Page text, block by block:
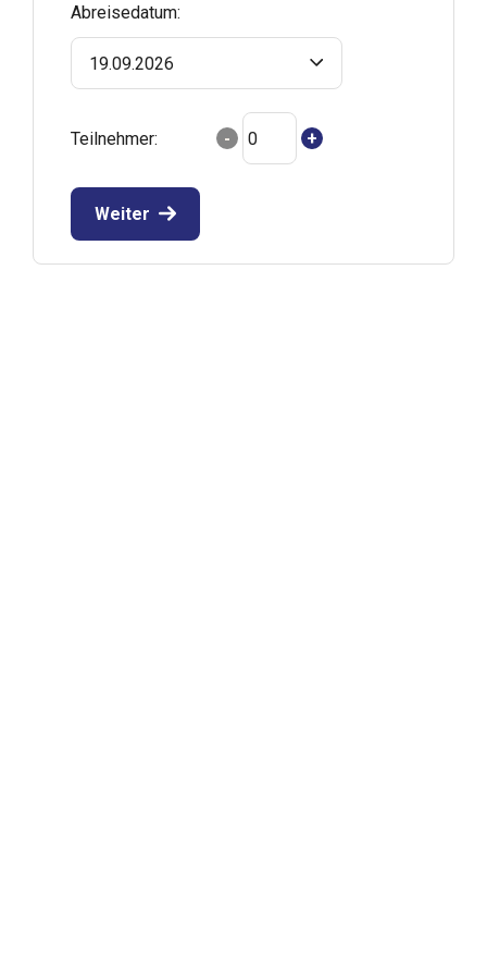
Abreisedatum:
19.09.2026
Teilnehmer: - +
Weiter